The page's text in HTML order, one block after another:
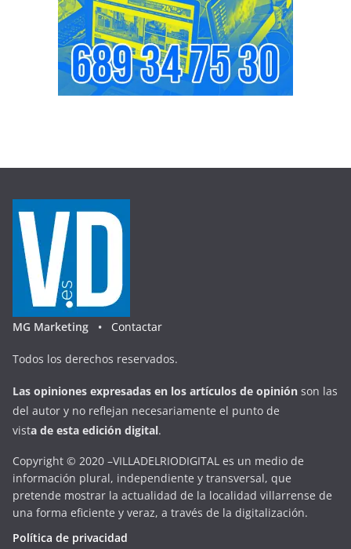
MG Marketing • Contactar
Todos los derechos reservados.
Las opiniones expresadas en los artículos de opinión son las
del autor y no reflejan necesariamente el punto de
vista de esta edición digital.
Copyright © 2020 –VILLADELRIODIGITAL es un medio de
información plural, independiente y transversal, que
pretende mostrar la actualidad de la localidad villarrense de
una forma eficiente y veraz, a través de la digitalización.
Política de privacidad